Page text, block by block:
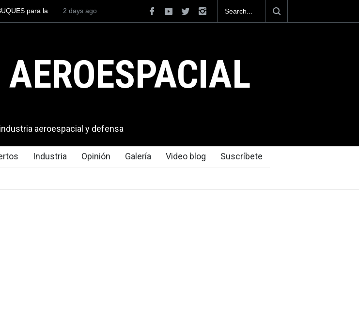
los nuevos C-130J mexicanos
México se posiciona como el cuarto exportador aeroespacial
del mundo, al superar los 13,600 millones de dólares en
exportaciones en el 2025.
2 days ago
aeroespacial y defensa
Industria Opinión Galería Video blog Suscríbete